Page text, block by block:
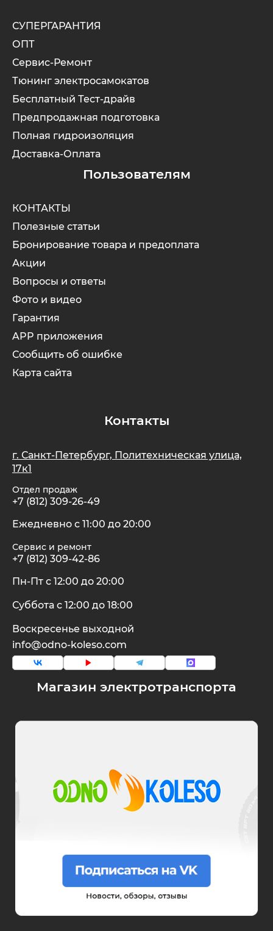
Магазин электротранспорта
СУПЕРГАРАНТИЯ
ОПТ
Сервис-Ремонт
Тюнинг электросамокатов
Бесплатный Тест-драйв
Предпродажная подготовка
Полная гидроизоляция
Доставка-Оплата
Пользователям
КОНТАКТЫ
Полезные статьи
Бронирование товара и предоплата
Акции
Вопросы и ответы
Фото и видео
Гарантия
APP приложения
Сообщить об ошибке
Карта сайта
Контакты
г. Санкт-Петербург, Политехническая улица,
17к1
Отдел продаж
+7 (812) 309-26-49
Ежедневно с 11:00 до 20:00
Сервис и ремонт
+7 (812) 309-42-86
Пн-Пт с 12:00 до 20:00
Суббота с 12:00 до 18:00
Воскресенье выходной
info@odno-koleso.com